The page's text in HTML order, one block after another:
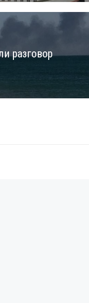
разговор